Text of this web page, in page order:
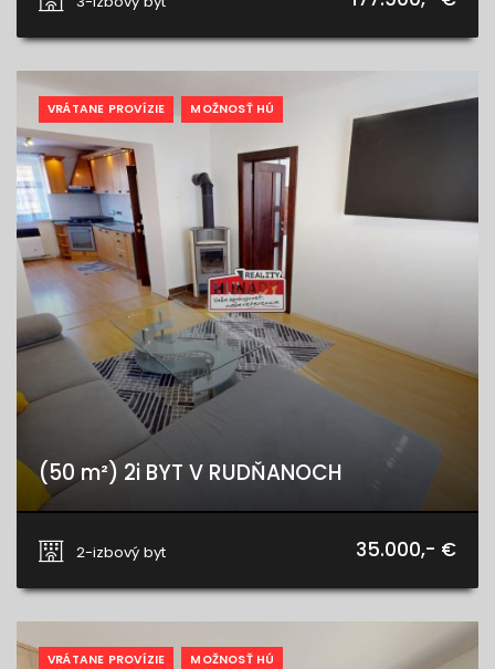
VRÁTANE PROVÍZIE MOŽNOSŤ HÚ
(50 m²) 2i BYT V RUDŇANOCH
2-izbový byt
35.000,- €
VRÁTANE PROVÍZIE MOŽNOSŤ HÚ